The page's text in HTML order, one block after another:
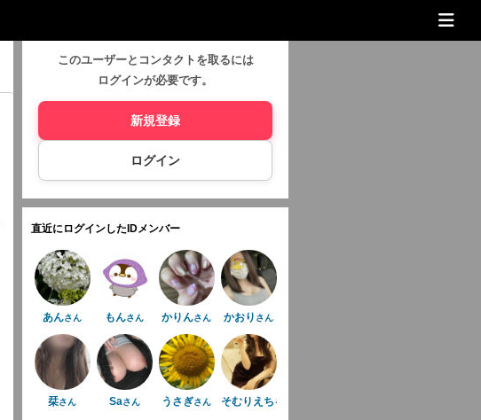
このユーザーとコンタクトを取るには
ログインが必要です。
新規登録
ログイン
直近にログインしたIDメンバー
あんさん もんさん かりんさん かおり さん
栞さん Saさん うさぎさん そむりえちゃん🍷